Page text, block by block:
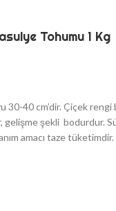
Tohumu 1 Kg
30-40 cm’dir. Çiçek rengi
gelişme şekli bodurdur.
amacı taze tüketimdir.